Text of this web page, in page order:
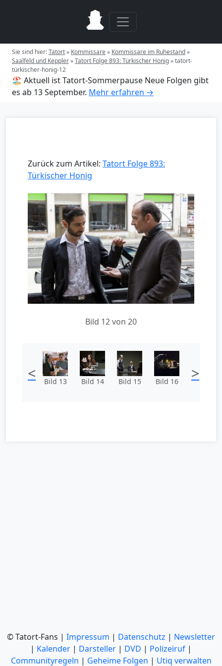
Sie sind hier:Tatort» Kommissare» Kommissare im Ruhestand»
Saalfeld und Keppler»Tatort Folge 893: Türkischer Honig»tatort-
türkischer-honig-12
🏖️ Aktuell ist Tatort-Sommerpause Neue Folgen gibt
es ab 13 September. Mehr erfahren →
Zurück zum Artikel: Tatort Folge 893:
Türkischer Honig
Bild 12 von 20
< Bild 13 Bild 14 Bild 15 Bild 16 >
© Tatort-Fans | Impressum | Datenschutz | Newsletter
| Kalender | Darsteller | DVD | Polizeiruf |
Communityregeln | Geheime Folgen | Utiq verwalten